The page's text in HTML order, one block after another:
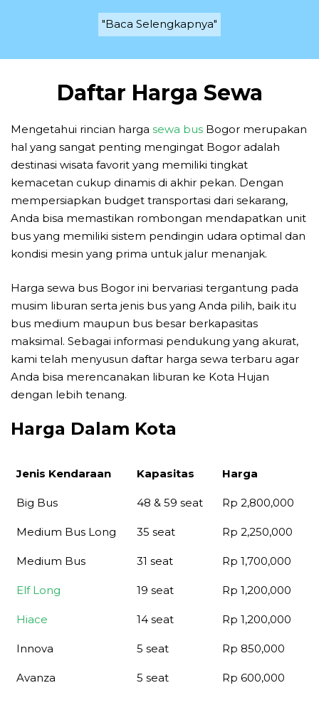
"Baca Selengkapnya"
Daftar Harga Sewa
Mengetahui rincian harga sewa bus Bogor merupakan
hal yang sangat penting mengingat Bogor adalah
destinasi wisata favorit yang memiliki tingkat
kemacetan cukup dinamis di akhir pekan. Dengan
mempersiapkan budget transportasi dari sekarang,
Anda bisa memastikan rombongan mendapatkan unit
bus yang memiliki sistem pendingin udara optimal dan
kondisi mesin yang prima untuk jalur menanjak.
Harga sewa bus Bogor ini bervariasi tergantung pada
musim liburan serta jenis bus yang Anda pilih, baik itu
bus medium maupun bus besar berkapasitas
maksimal. Sebagai informasi pendukung yang akurat,
kami telah menyusun daftar harga sewa terbaru agar
Anda bisa merencanakan liburan ke Kota Hujan
dengan lebih tenang.
Harga Dalam Kota
Jenis Kendaraan Kapasitas
Harga
Jenis Kendaraan
Kapasitas Harga
Big Bus 48 & 59 seat Rp 2,800,000
Medium Bus Long 35 seat Rp 2,250,000
Medium Bus 31 seat Rp 1,700,000
Elf Long 19 seat Rp 1,200,000
Hiace 14 seat Rp 1,200,000
Innova 5 seat Rp 850,000
Avanza 5 seat Rp 600,000